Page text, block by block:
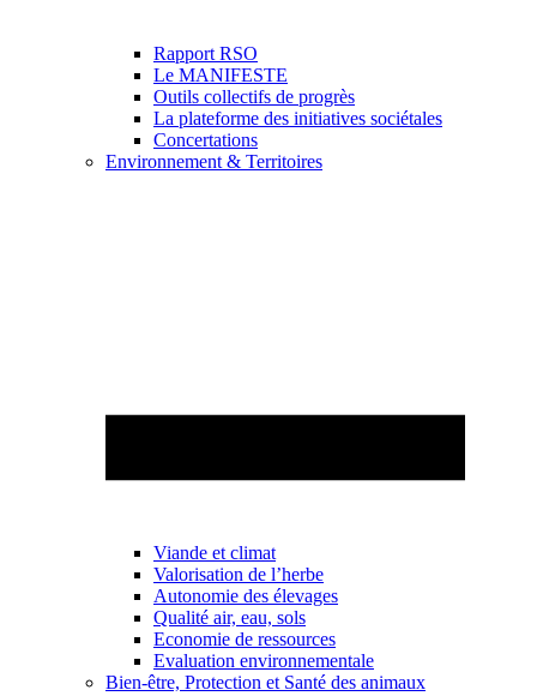
Rapport RSO
Le MANIFESTE
Outils collectifs de progrès
La plateforme des initiatives sociétales
Concertations
Environnement & Territoires
Viande et climat
Valorisation de l’herbe
Autonomie des élevages
Qualité air, eau, sols
Economie de ressources
Evaluation environnementale
Bien-être, Protection et Santé des animaux